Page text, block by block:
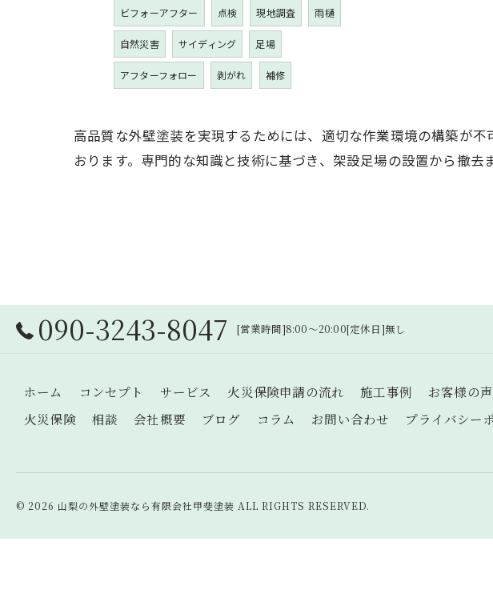
ビフォーアフター 点検 現地調査 雨樋
自然災害 サイディング 足場
アフターフォロー 剥がれ 補修
高品質な外壁塗装を実現するためには、適切な作業環境の構築が
おります。専門的な知識と技術に基づき、架設足場の設置から撤去
090-3243-8047 [営業時間]8:00～20:00[定休日]無し
ホーム コンセプト サービス 火災保険申請の流れ 施工事例 お客様の声
火災保険
相談 会社概要 ブログ コラム お問い合わせ プライバシー
© 2026 山梨の外壁塗装なら有限会社甲斐塗装 ALL RIGHTS RESERVED.